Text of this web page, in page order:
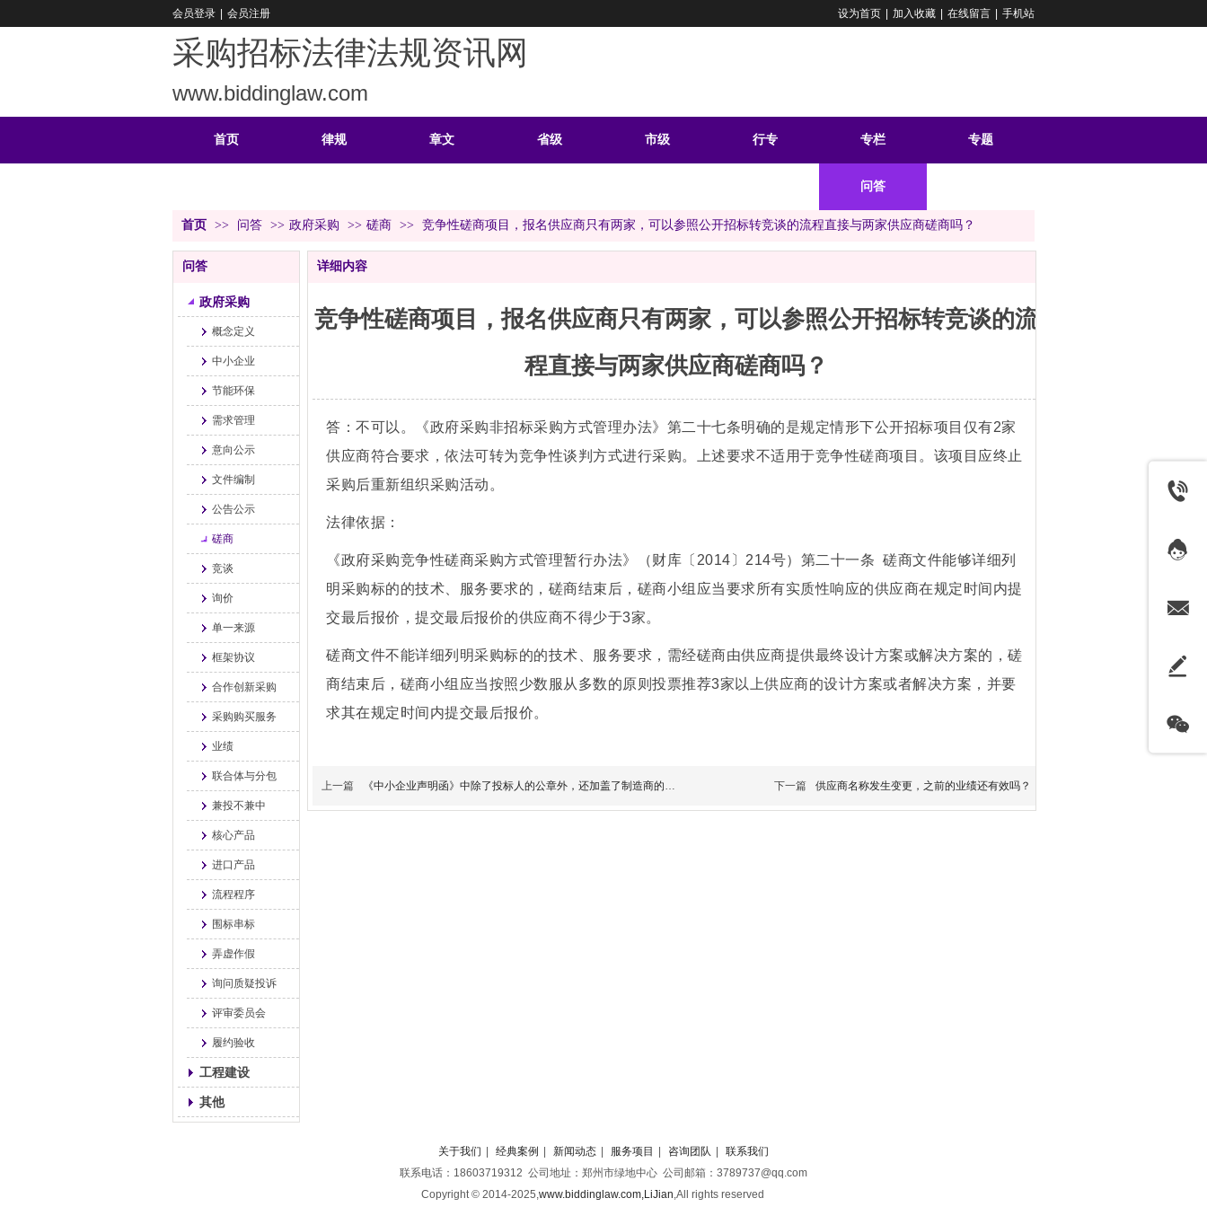
采购招标法律法规资讯网
www.biddinglaw.com
会员登录 会员注册 设为首页 加入收藏 在线留言 手机站
首页 律规 章文 省级 市级 行专 专栏 专题
问答
首页 >> 问答 >> 政府采购 >> 磋商 >> 竞争性磋商项目，报名供应商只有两家，可以参照公开招标转竞谈的流程直接与两家供应商磋商吗？
问答
政府采购
概念定义
中小企业
节能环保
需求管理
意向公示
文件编制
公告公示
磋商
竞谈
询价
单一来源
框架协议
合作创新采购
采购购买服务
业绩
联合体与分包
兼投不兼中
核心产品
进口产品
流程程序
围标串标
弄虚作假
询问质疑投诉
评审委员会
履约验收
工程建设
其他
详细内容
竞争性磋商项目，报名供应商只有两家，可以参照公开招标转竞谈的流
程直接与两家供应商磋商吗？
答：不可以。《政府采购非招标采购方式管理办法》第二十七条明确的是规定情形下公开招标项目仅有2家
供应商符合要求，依法可转为竞争性谈判方式进行采购。上述要求不适用于竞争性磋商项目。该项目应终止
采购后重新组织采购活动。
法律依据：
《政府采购竞争性磋商采购方式管理暂行办法》（财库〔2014〕214号）第二十一条 磋商文件能够详细列
明采购标的的技术、服务要求的，磋商结束后，磋商小组应当要求所有实质性响应的供应商在规定时间内提
交最后报价，提交最后报价的供应商不得少于3家。
磋商文件不能详细列明采购标的的技术、服务要求，需经磋商由供应商提供最终设计方案或解决方案的，磋
商结束后，磋商小组应当按照少数服从多数的原则投票推荐3家以上供应商的设计方案或者解决方案，并要
求其在规定时间内提交最后报价。
上一篇 《中小企业声明函》中除了投标人的公章外，还加盖了制造商的公章 下一篇 供应商名称发生变更，之前的业绩还有效吗？
关于我们 经典案例 新闻动态 服务项目 咨询团队
联系我们
联系电话：18603719312 公司地址：郑州市绿地中心 公司邮箱：3789737@qq.com
Copyright © 2014-2025,www.biddinglaw.com,LiJian,All rights reserved